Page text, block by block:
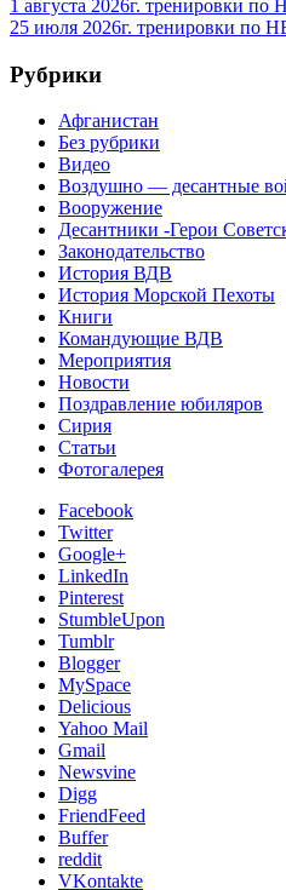
1 августа 2026г. тренировки по
25 июля 2026г. тренировки по
Рубрики
Афганистан
Без рубрики
Видео
Воздушно — десантные
Вооружение
Десантники -Герои
Законодательство
История ВДВ
История Морской Пехоты
Книги
Командующие ВДВ
Мероприятия
Новости
Поздравление юбиляров
Сирия
Статьи
Фотогалерея
Facebook
Twitter
Google+
LinkedIn
Pinterest
StumbleUpon
Tumblr
Blogger
MySpace
Delicious
Yahoo Mail
Gmail
Newsvine
Digg
FriendFeed
Buffer
reddit
VKontakte